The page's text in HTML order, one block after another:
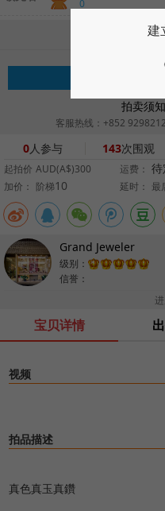
0
请登
拍卖须知
客服热线：+852
0人参与 143次围观
起拍价 AUD(A$)300 运费： 待
加价： 阶梯10 延时： 最
Grand Jeweler
级别：
信誉：
宝贝详情
视频
拍品描述
真色真玉真鑽
建